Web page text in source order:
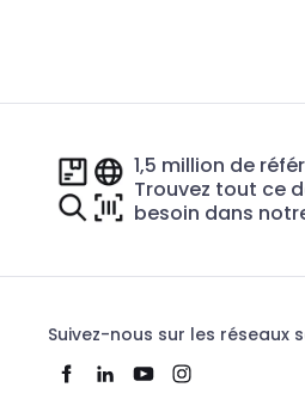
1,5 million de
Trouvez tout ce
besoin dans
Suivez-nous sur les réseaux